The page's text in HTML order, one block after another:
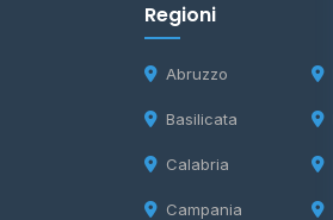
Regioni
Abruzzo
Basilicata
Calabria
Campania